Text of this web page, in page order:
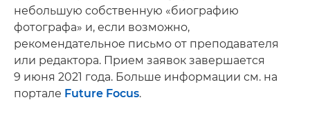
небольшую собственную «биографию
фотографа» и, если возможно,
рекомендательное письмо от преподавателя
или редактора. Прием заявок завершается
9 июня 2021 года. Больше информации см. на
портале Future Focus.